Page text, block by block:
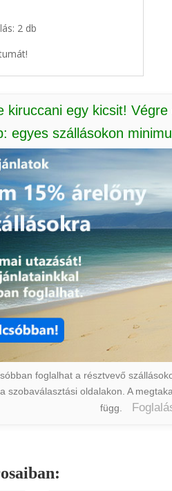
2 db
kiruccani egy kicsit!
egyes szállásokon
foglalhat a résztvevő
szobaválasztási oldalakon. A
függ.